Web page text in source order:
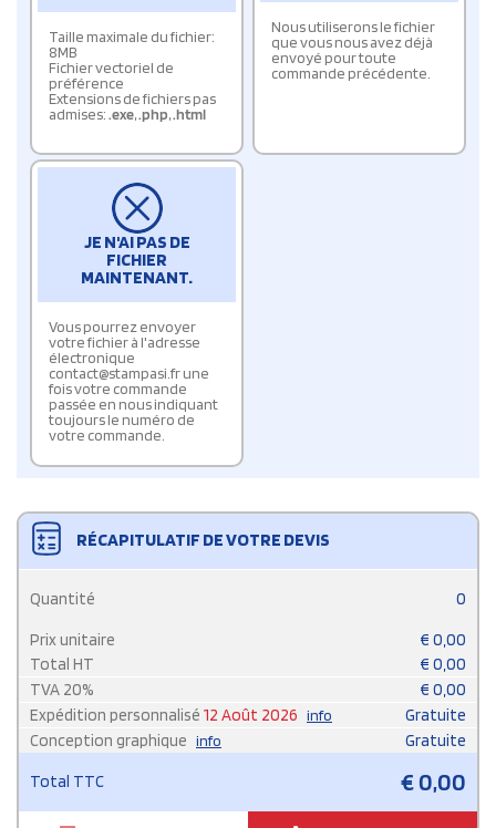
Taille maximale du fichier:
8MB
Fichier vectoriel de
préférence
Extensions de fichiers pas
admises:.exe,.php,.html
Nous utiliserons le fichier
que vous nous avez déjà
envoyé pour toute
commande précédente.
JE N'AI PAS DE
FICHIER
MAINTENANT.
Vous pourrez envoyer
votre fichier à l'adresse
électronique
contact@stampasi.fr une
fois votre commande
passée en nous indiquant
toujours le numéro de
votre commande.
RÉCAPITULATIF DE VOTRE DEVIS
Quantité 0
Prix unitaire € 0,00
Total HT
€ 0,00
TVA 20% € 0,00
Expédition personnalisé 12 Août 2026 info
Gratuite
Conception graphique info Gratuite
Total TTC €0,00